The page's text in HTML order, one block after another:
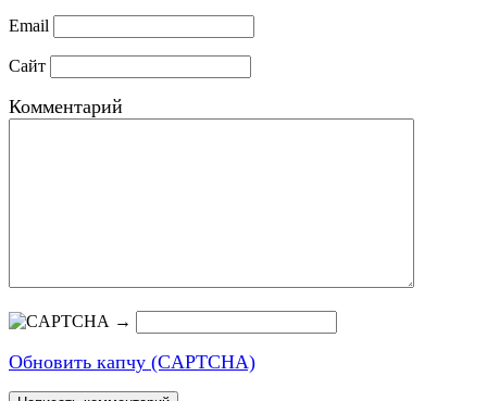
Email
Сайт
Комментарий
→
Обновить капчу (CAPTCHA)